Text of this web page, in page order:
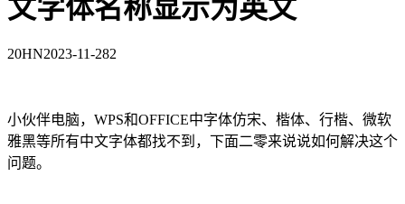
文字体名称显示为英文
20HN2023-11-282
小伙伴电脑，WPS和OFFICE中字体仿宋、楷体、行楷、微软
雅黑等所有中文字体都找不到，下面二零来说说如何解决这个
问题。